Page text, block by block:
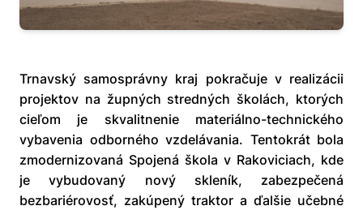
Trnavský samosprávny kraj pokračuje v realizácii
projektov na župných stredných školách, ktorých
cieľom je skvalitnenie materiálno-technického
vybavenia odborného vzdelávania. Tentokrát bola
zmodernizovaná Spojená škola v Rakoviciach, kde
je vybudovaný nový skleník, zabezpečená
bezbariérovosť, zakúpený traktor a ďalšie učebné